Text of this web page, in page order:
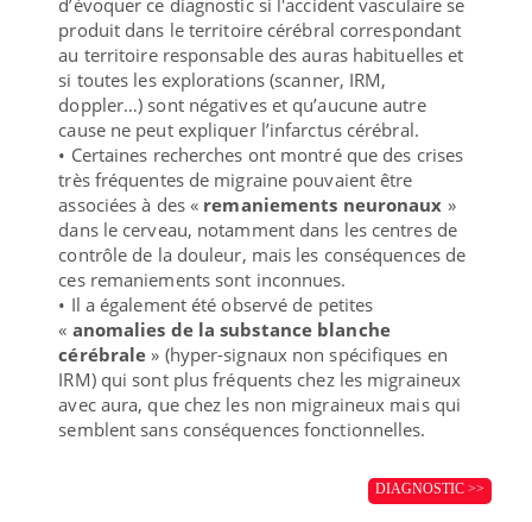
produit dans le territoire cérébral correspondant
au territoire responsable des auras habituelles et
si toutes les explorations (scanner, IRM,
doppler…) sont négatives et qu’aucune autre
cause ne peut expliquer l’infarctus cérébral.
• Certaines recherches ont montré que des crises
très fréquentes de migraine pouvaient être
associées à des « remaniements neuronaux »
dans le cerveau, notamment dans les centres de
contrôle de la douleur, mais les conséquences de
ces remaniements sont inconnues.
• Il a également été observé de petites
« anomalies de la substance blanche
cérébrale » (hyper-signaux non spécifiques en
IRM) qui sont plus fréquents chez les migraineux
avec aura, que chez les non migraineux mais qui
semblent sans conséquences fonctionnelles.
DIAGNOSTIC >>